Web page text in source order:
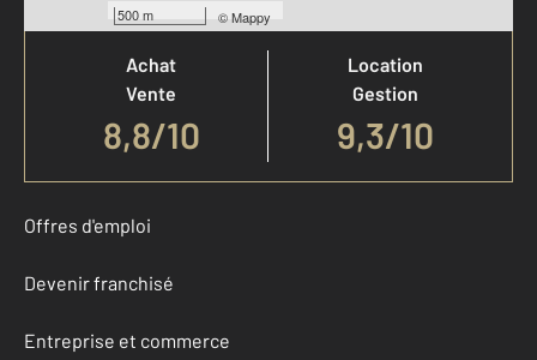
500 m ©Mappy
Votre agence est notée
Achat
Vente
8,8/10
Location
Gestion
9,3/10
Offres d'emploi
Devenir franchisé
Entreprise et commerce